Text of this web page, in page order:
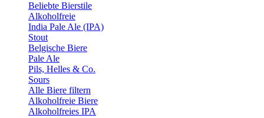
Beliebte Bierstile
Alkoholfreie
India Pale Ale (IPA)
Stout
Belgische Biere
Pale Ale
Pils, Helles & Co.
Sours
Alle Biere filtern
Alkoholfreie Biere
Alkoholfreies IPA